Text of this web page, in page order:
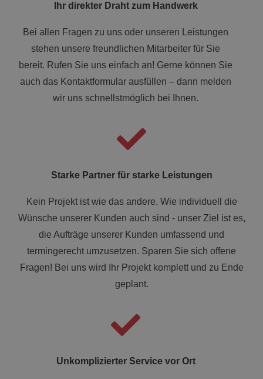
Ihr direkter Draht zum Handwerk
Bei allen Fragen zu uns oder unseren Leistungen
stehen unsere freundlichen Mitarbeiter für Sie
bereit. Rufen Sie uns einfach an! Gerne können Sie
auch das Kontaktformular ausfüllen – dann melden
wir uns schnellstmöglich bei Ihnen.
Starke Partner für starke Leistungen
Kein Projekt ist wie das andere. Wie individuell die
Wünsche unserer Kunden auch sind - unser Ziel ist es,
die Aufträge unserer Kunden umfassend und
termingerecht umzusetzen. Sparen Sie sich offene
Fragen! Bei uns wird Ihr Projekt komplett und zu Ende
geplant.
Unkomplizierter Service vor Ort